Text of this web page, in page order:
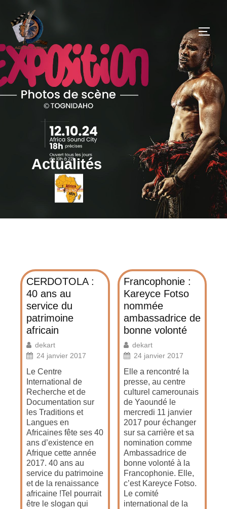
Actualités
CERDOTOLA :
40 ans au
service du
patrimoine
africain
dekart
24 janvier 2017
Le Centre
International de
Recherche et de
Documentation sur
les Traditions et
Langues en
Africaines fête ses 40
ans d’existence en
Afrique cette année
2017. 40 ans au
service du patrimoine
et de la renaissance
africaine !Tel pourrait
être le slogan qui
Francophonie :
Kareyce Fotso
nommée
ambassadrice de
bonne volonté
dekart
24 janvier 2017
Elle a rencontré la
presse, au centre
culturel camerounais
de Yaoundé le
mercredi 11 janvier
2017 pour échanger
sur sa carrière et sa
nomination comme
Ambassadrice de
bonne volonté à la
Francophonie. Elle,
c’est Kareyce Fotso.
Le comité
international de la